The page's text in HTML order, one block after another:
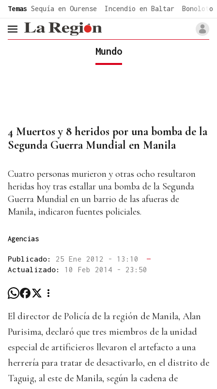
common.go-to-content
Temas Sequía en Ourense Incendio en Baltar Bonoloto
header.menu.open
Mundo
4 Muertos y 8 heridos por una bomba de la
Segunda Guerra Mundial en Manila
Cuatro personas murieron y otras ocho resultaron
heridas hoy tras estallar una bomba de la Segunda
Guerra Mundial en un barrio de las afueras de
Manila, indicaron fuentes policiales.
Agencias
Publicado: 25 Ene 2012 - 13:10
—
Actualizado: 10 Feb 2014 - 23:50
El director de Policía de la región de Manila, Alan
Purisima, declaró que tres miembros de la unidad
especial de artificieros llevaron el artefacto a una
herrería para tratar de desactivarlo, en el distrito de
Taguig, al este de Manila, según la cadena de